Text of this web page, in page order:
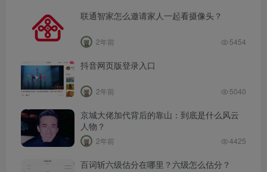
联通智家怎么邀请家人一起看摄像头？
2年前 5454
抖音网页版登录入口
2年前 5040
京城大佬加代背后的靠山：到底是什么风云
人物？
2年前 4425
百词斩六级估分在哪里？六级怎么估分？